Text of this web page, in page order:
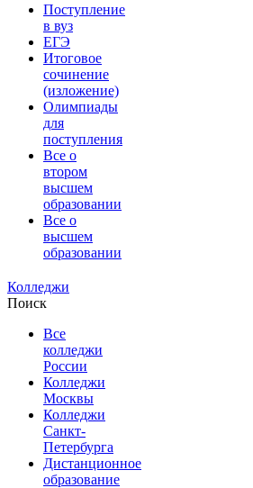
Поступление
в вуз
ЕГЭ
Итоговое
сочинение
(изложение)
Олимпиады
для
поступления
Все о
втором
высшем
образовании
Все о
высшем
образовании
Колледжи
Поиск
Все
колледжи
России
Колледжи
Москвы
Колледжи
Санкт-
Петербурга
Дистанционное
образование